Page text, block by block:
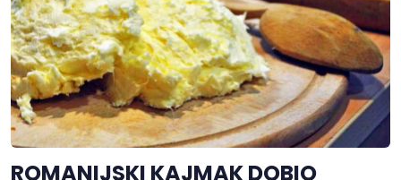
ROMANIJSKI KAJMAK DOBIO